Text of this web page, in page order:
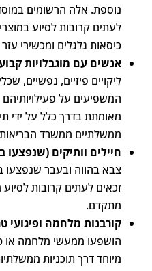
נוספת. אלה הרשומים
לעתים קרובות לסיוע
כיסאות גלגלים ומכשירי
אנשים עם מוגבלויות
ליקויים פיזיים, נפשיים,
המשפיעים על פעילויותיהם
מאומתת בדרך כלל על ידי
ממשלתיים ממשרד הבריאות
חיילים וותיקים
צבא בהווה ובעבר
זכאים לעתים קרובות
מתקדם.
קורבנות מלחמה ופיגועי
הושפעו ממעשי מלחמה או
מיוחד דרך תוכניות